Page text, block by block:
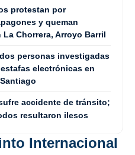
protestan por
y queman
Chorrera, Arroyo Barril
personas investigadas
electrónicas en
accidente de tránsito;
resultaron ilesos
Internacional